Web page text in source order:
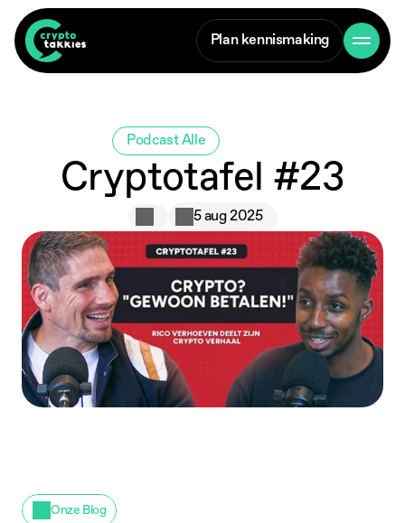
Plan kennismaking
Podcast Alle
Crypto
Cryptotafel #23
5 aug 2025
Onze Blog